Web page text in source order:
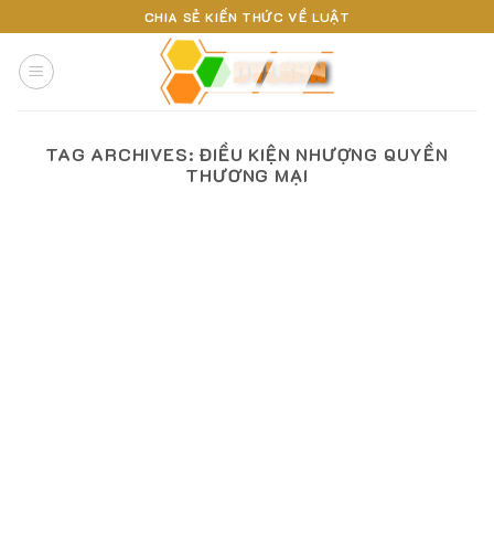
to
content
CHIA SẺ KIẾN THỨC VỀ LUẬT
TAG ARCHIVES:ĐIỀU KIỆN NHƯỢNG QUYỀN
THƯƠNG MẠI